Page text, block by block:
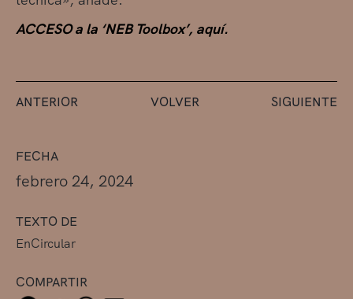
FECHA
febrero 24, 2024
TEXTO DE
EnCircular
COMPARTIR
ACCESO a la ‘NEB Toolbox’, aquí.
ANTERIOR VOLVER SIGUIENTE